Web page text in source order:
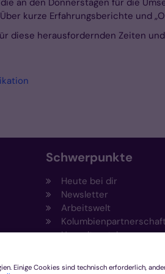
an den Donnerstagen für die
kurze Erfahrungsberichte und
diese herausfordernden Zeiten
Schwerpunkte
Heute bei dir
Newsletter
Arbeitswelt
Kolumbienpartnerschaft
Umweltportal
Fundraising